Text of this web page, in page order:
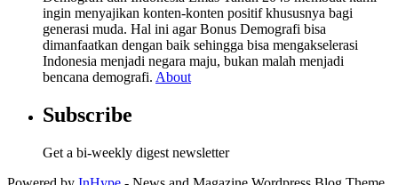
ingin menyajikan konten-konten positif khususnya bagi
generasi muda. Hal ini agar Bonus Demografi bisa
dimanfaatkan dengan baik sehingga bisa mengakselerasi
Indonesia menjadi negara maju, bukan malah menjadi
bencana demografi. About
Subscribe
Get a bi-weekly digest newsletter